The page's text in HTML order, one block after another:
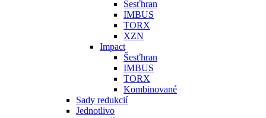
Šesťhran
IMBUS
TORX
XZN
Impact
Šesťhran
IMBUS
TORX
Kombinované
Sady redukcií
Jednotlivo